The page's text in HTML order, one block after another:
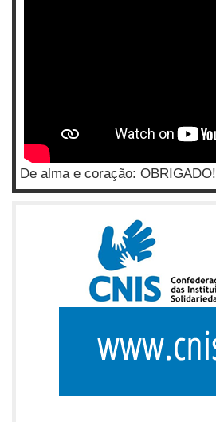
De alma e coração: OBRIGADO!